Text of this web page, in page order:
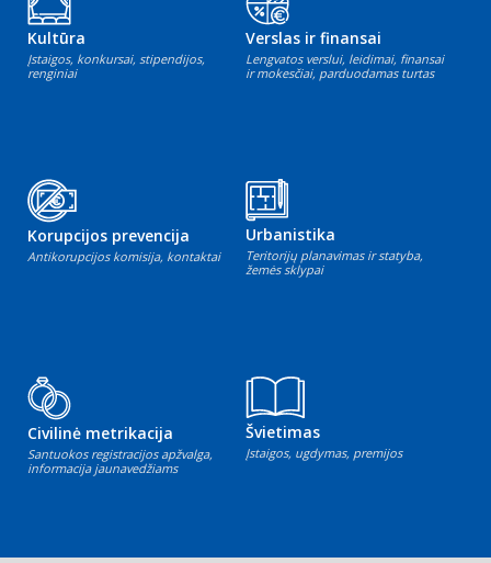
Kultūra
Įstaigos, konkursai, stipendijos,
renginiai
Verslas ir finansai
Lengvatos verslui, leidimai, finansai
ir mokesčiai, parduodamas turtas
Korupcijos prevencija
Antikorupcijos komisija, kontaktai
Urbanistika
Teritorijų planavimas ir statyba,
žemės sklypai
Civilinė metrikacija
Santuokos registracijos apžvalga,
informacija jaunavedžiams
Švietimas
Įstaigos, ugdymas, premijos